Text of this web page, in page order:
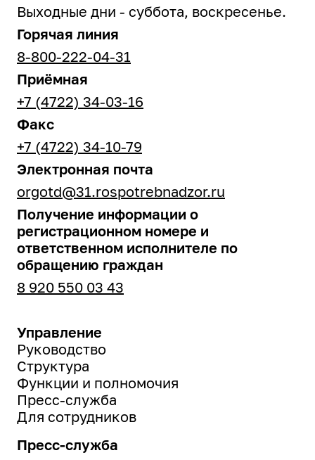
Выходные дни - суббота, воскресенье.
Горячая линия
8-800-222-04-31
Приёмная
+7 (4722) 34-03-16
Факс
+7 (4722) 34-10-79
Электронная почта
orgotd@31.rospotrebnadzor.ru
Получение информации о
регистрационном номере и
ответственном исполнителе по
обращению граждан
8 920 550 03 43
Управление
Руководство
Структура
Функции и полномочия
Пресс-служба
Для сотрудников
Пресс-служба